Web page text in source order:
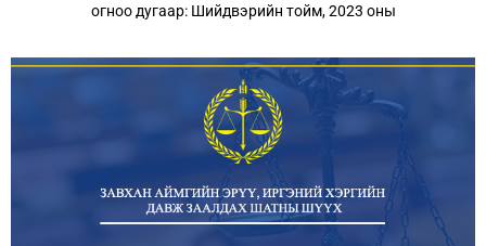
огноо дугаар: Шийдвэрийн тойм, 2023 оны